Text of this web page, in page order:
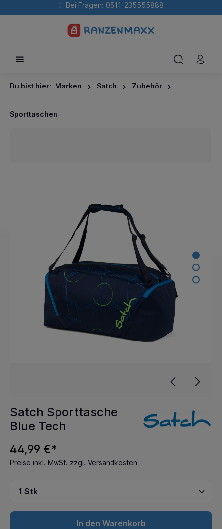
Bei Fragen: 0511-235555888
Du bist hier: Marken Satch Zubehör
Sporttaschen
Satch Sporttasche
Blue Tech
44,99 €*
Preise inkl. MwSt. zzgl. Versandkosten
In den Warenkorb